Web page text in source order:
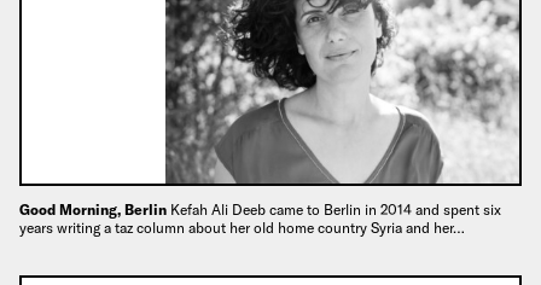
Good Morning, Berlin Kefah Ali Deeb came to Berlin in 2014 and spent six
years writing a taz column about her old home country Syria and her…